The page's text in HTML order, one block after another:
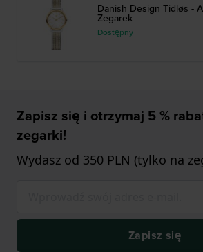
Danish Design Tidløs -
Zegarek
Dostępny
Zapisz się i otrzymaj 5 %
zegarki!
Wydasz od 350 PLN (tylko na
Zapisz się